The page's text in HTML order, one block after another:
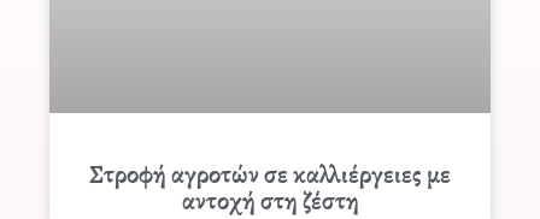
Στροφή αγροτών σε καλλιέργειες με
αντοχή στη ζέστη